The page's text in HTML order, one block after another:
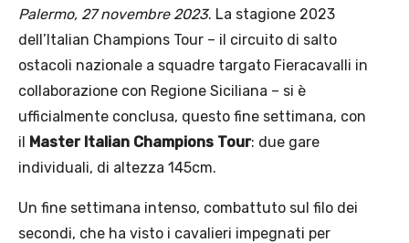
Palermo, 27 novembre 2023. La stagione 2023
dell’Italian Champions Tour – il circuito di salto
ostacoli nazionale a squadre targato Fieracavalli in
collaborazione con Regione Siciliana – si è
ufficialmente conclusa, questo fine settimana, con
il Master Italian Champions Tour: due gare
individuali, di altezza 145cm.
Un fine settimana intenso, combattuto sul filo dei
secondi, che ha visto i cavalieri impegnati per